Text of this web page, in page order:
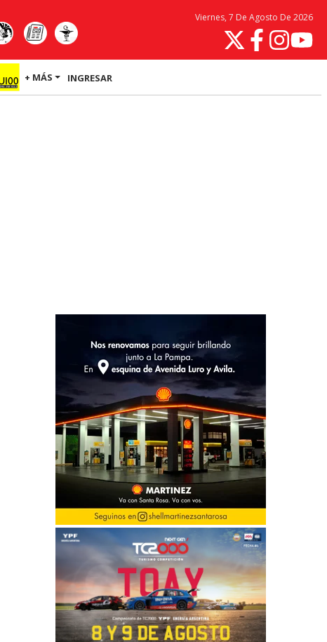
Viernes, 7 De Agosto De 2026
+ MÁS INGRESAR